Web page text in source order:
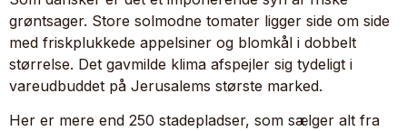
grøntsager. Store solmodne tomater ligger side om side
med friskplukkede appelsiner og blomkål i dobbelt
størrelse. Det gavmilde klima afspejler sig tydeligt i
vareudbuddet på Jerusalems største marked.
Her er mere end 250 stadepladser, som sælger alt fra